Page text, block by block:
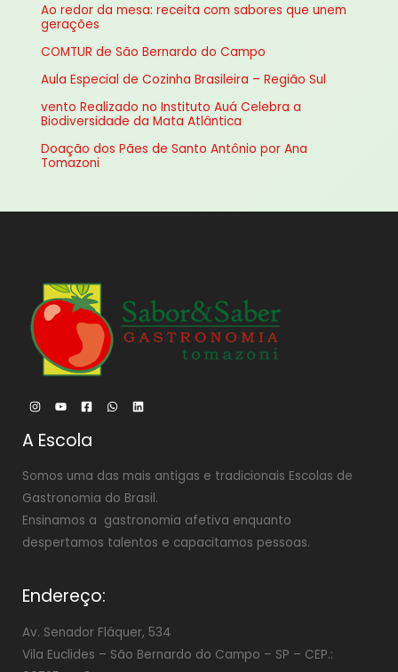
s
p
o
:
Ao redor da mesa: receita com sabores que unem
gerações
COMTUR de São Bernardo do Campo
Aula Especial de Cozinha Brasileira – Região Sul
vento Realizado no Instituto Auá Celebra a
Biodiversidade da Mata Atlântica
Doação dos Pães de Santo Antônio por Ana
Tomazoni
A Escola
Somos uma das mais antigas e tradicionais Escolas de
Gastronomia do Brasil.
Ensinamos a gastronomia afetiva enquanto
despertamos talentos e capacitamos pessoas.
Endereço:
Av. Senador Fláquer, 534
Vila Euclides – São Bernardo do Campo – SP – CEP.: